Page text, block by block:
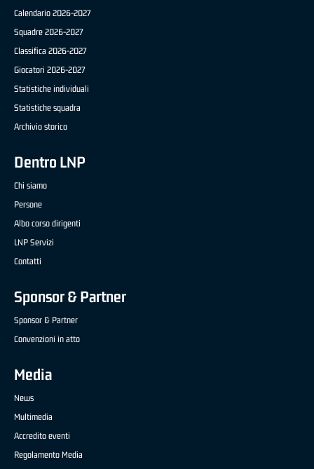
Calendario 2026-2027
Squadre 2026-2027
Classifica 2026-2027
Giocatori 2026-2027
Statistiche individuali
Statistiche squadra
Archivio storico
Dentro LNP
Chi siamo
Persone
Albo corso dirigenti
LNP Servizi
Contatti
Sponsor & Partner
Sponsor & Partner
Convenzioni in atto
Media
News
Multimedia
Accredito eventi
Regolamento Media